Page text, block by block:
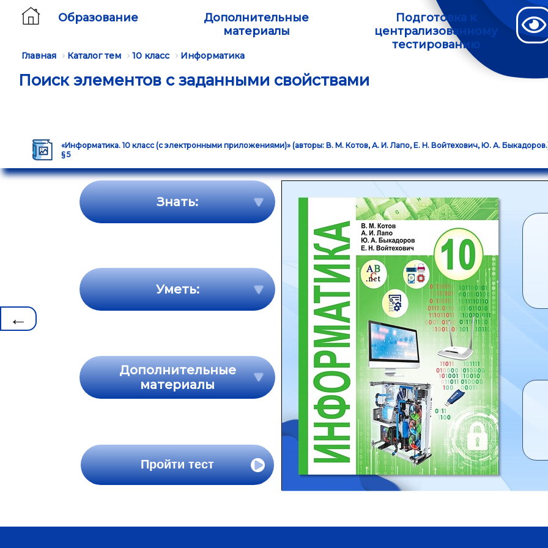
Образование
Дополнительные
материалы
Подготовка к
централизованному
тестированию
Главная Каталог тем 10 класс Информатика
Поиск элементов с заданными свойствами
«Информатика. 10 класс (с электронными приложениями)» (авторы: В. М. Котов, А. И. Лапо, Е. Н. Войтехович, Ю. А.
§ 5
←
Знать:
Уметь:
Дополнительные
материалы
Пройти тест